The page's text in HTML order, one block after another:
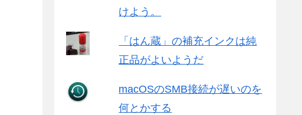
けよう。
「はん蔵」の補充インクは純
正品がよいようだ
macOSのSMB接続が遅いのを
何とかする